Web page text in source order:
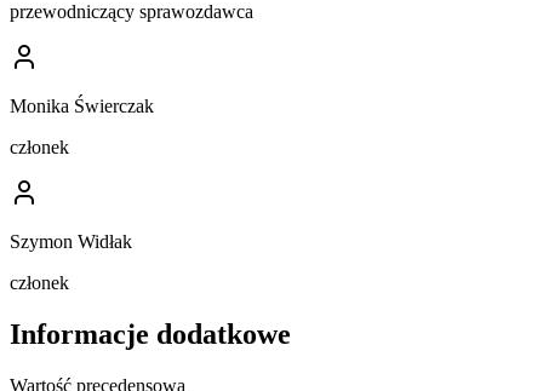
przewodniczący sprawozdawca
Monika Świerczak
członek
Szymon Widłak
członek
Informacje dodatkowe
Wartość precedensowa